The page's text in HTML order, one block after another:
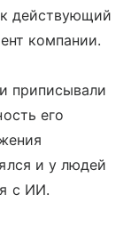
действующий
компании.
приписывали
его
и у людей
с ИИ.